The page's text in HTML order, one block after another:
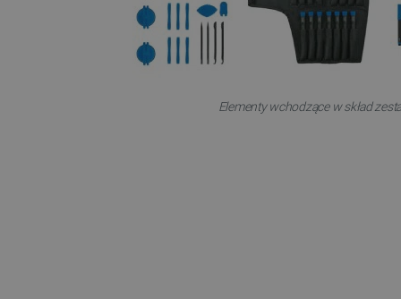
Elementy wchodzące w skład
isListDisplay
_lb_ccc